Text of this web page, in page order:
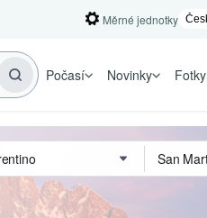
Měrné jednotky
Počasí Novinky Fotky